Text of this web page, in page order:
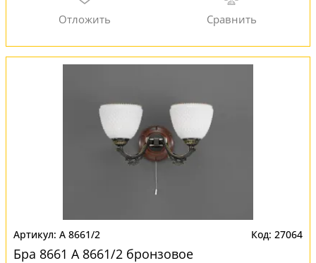
A 8661/2 27064
Бра 8661 A 8661/2 бронзовое